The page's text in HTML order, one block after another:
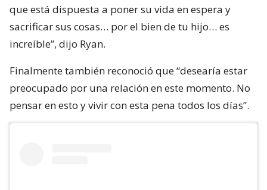
que está dispuesta a poner su vida en espera y
sacrificar sus cosas… por el bien de tu hijo… es
increíble”, dijo Ryan.
Finalmente también reconoció que “desearía estar
preocupado por una relación en este momento. No
pensar en esto y vivir con esta pena todos los días”.